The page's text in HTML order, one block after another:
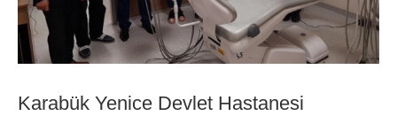
Karabük Yenice Devlet Hastanesi